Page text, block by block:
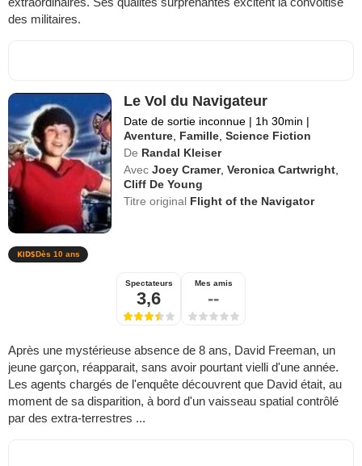
des militaires.
Le Vol du Navigateur
Date de sortie inconnue | 1h 30min |
Aventure Famille ,Science Fiction
De Randal Kleiser
Avec Joey Cramer,Veronica Cartwright
Cliff De Young
Titre original Flight of the Navigator
Dès 10 ans
Spectateurs
3,6
Mes amis
--
Après une mystérieuse absence de 8 ans, David Freeman, un
jeune garçon, réapparait, sans avoir pourtant vielli d'une année.
Les agents chargés de l'enquête découvrent que David était, au
moment de sa disparition, à bord d'un vaisseau spatial contrôlé
par des extra-terrestres ...